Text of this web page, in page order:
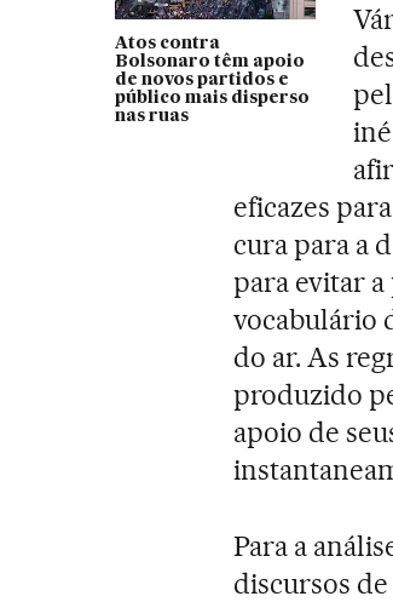
Atos contra
Bolsonaro têm apoio
de novos partidos e
público mais disperso
nas ruas
eficazes
cura para a
para evitar a
vocabulário
do ar. As
produzido
apoio de
Para a
discursos